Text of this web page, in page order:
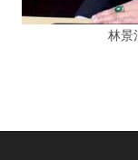
林景